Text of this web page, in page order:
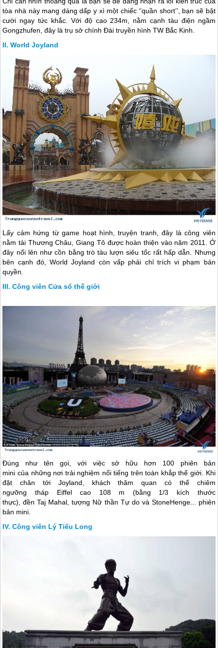
tòa nhà này mang dáng dấp y xì một chiếc ‘’quần short’’, bạn sẽ bật
cười ngay tức khắc. Với độ cao 234m, nằm cạnh tàu điện ngầm
Gongzhufen, đây là trụ sở chính Đài truyền hình TW Bắc Kinh.
World Joyland
Lấy cảm hứng từ game hoạt hình, truyện tranh, đây là công viên
nằm tài Thương Châu, Giang Tô được hoàn thiện vào năm 2011. Ở
đây nổi lên như cồn bằng trò tàu lượn siêu tốc rất hấp dẫn. Nhưng
bên cạnh đó, World Joyland còn vấp phải chỉ trích vi phạm bản
quyền.
Công viên Cửa sổ thế giới
Đúng như tên gọi, với việc sở hữu hơn 100 phiên bản
mini của những nơi trải nghiệm nổi tiếng trên toàn khắp thế giới. Khi
đặt chân tới Joyland, khách thăm quan có thể chiêm
ngưỡng tháp Eiffel cao 108 m (bằng 1/3 kích thước
thực), đền Taj Mahal, tượng Nữ thần Tự do và StoneHenge... phiên
bản mini.
Công viên Lý Tiểu Long